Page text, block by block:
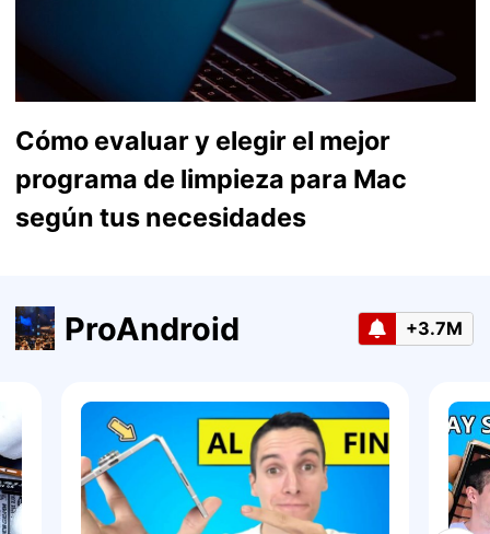
Cómo evaluar y elegir el mejor
programa de limpieza para Mac
según tus necesidades
ProAndroid +3.7M